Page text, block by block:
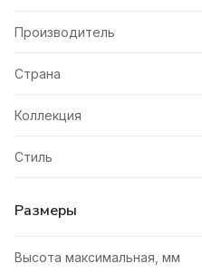
Производитель
Страна
Коллекция
Стиль
Размеры
Высота максимальная, мм